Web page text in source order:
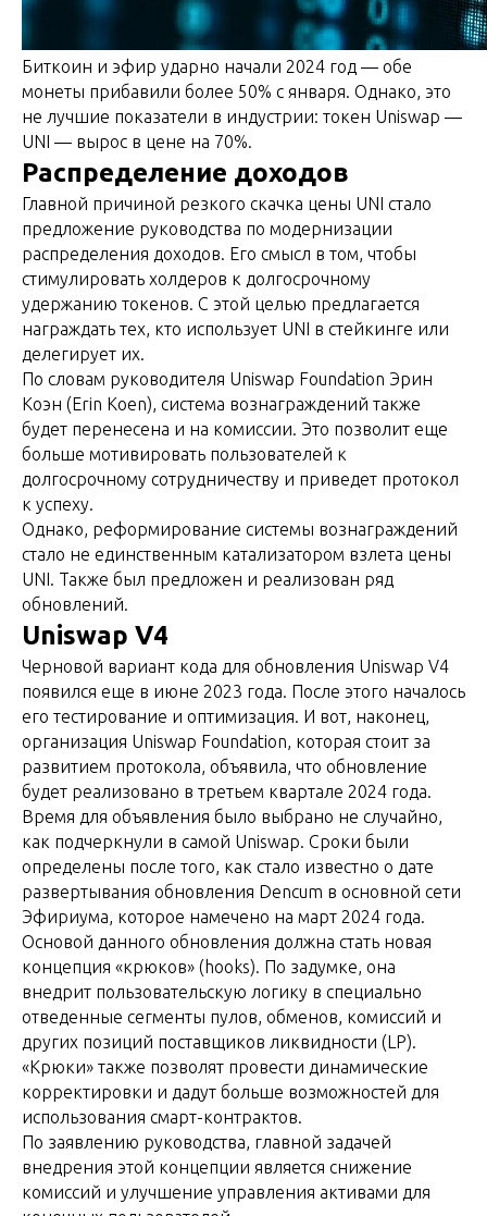
Биткоин и эфир ударно начали 2024 год — обе
монеты прибавили более 50% с января. Однако, это
не лучшие показатели в индустрии: токен Uniswap —
UNI — вырос в цене на 70%.
Распределение доходов
Главной причиной резкого скачка цены UNI стало
предложение руководства по модернизации
распределения доходов. Его смысл в том, чтобы
стимулировать холдеров к долгосрочному
удержанию токенов. С этой целью предлагается
награждать тех, кто использует UNI в стейкинге или
делегирует их.
По словам руководителя Uniswap Foundation Эрин
Коэн (Erin Koen), система вознаграждений также
будет перенесена и на комиссии. Это позволит еще
больше мотивировать пользователей к
долгосрочному сотрудничеству и приведет протокол
к успеху.
Однако, реформирование системы вознаграждений
стало не единственным катализатором взлета цены
UNI. Также был предложен и реализован ряд
обновлений.
Uniswap V4
Черновой вариант кода для обновления Uniswap V4
появился еще в июне 2023 года. После этого началось
его тестирование и оптимизация. И вот, наконец,
организация Uniswap Foundation, которая стоит за
развитием протокола, объявила, что обновление
будет реализовано в третьем квартале 2024 года.
Время для объявления было выбрано не случайно,
как подчеркнули в самой Uniswap. Сроки были
определены после того, как стало известно о дате
развертывания обновления Dencum в основной сети
Эфириума, которое намечено на март 2024 года.
Основой данного обновления должна стать новая
концепция «крюков» (hooks). По задумке, она
внедрит пользовательскую логику в специально
отведенные сегменты пулов, обменов, комиссий и
других позиций поставщиков ликвидности (LP).
«Крюки» также позволят провести динамические
корректировки и дадут больше возможностей для
использования смарт-контрактов.
По заявлению руководства, главной задачей
внедрения этой концепции является снижение
комиссий и улучшение управления активами для